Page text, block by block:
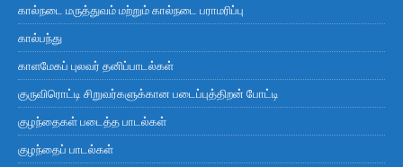
கால்நடை மருத்துவம் மற்றும் கால்நடை பராமரிப்பு
கால்பந்து
காளமேகப் புலவர் தனிப்பாடல்கள்
குருவிரொட்டி சிறுவர்களுக்கான படைப்புத்திறன் போட்டி
குழந்தைகள் படைத்த பாடல்கள்
குழந்தைப் பாடல்கள்